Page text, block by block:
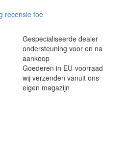
recensie toe
Gespecialiseerde dealer
ondersteuning voor en na
aankoop
Goederen in EU-voorraad
wij verzenden vanuit ons
eigen magazijn